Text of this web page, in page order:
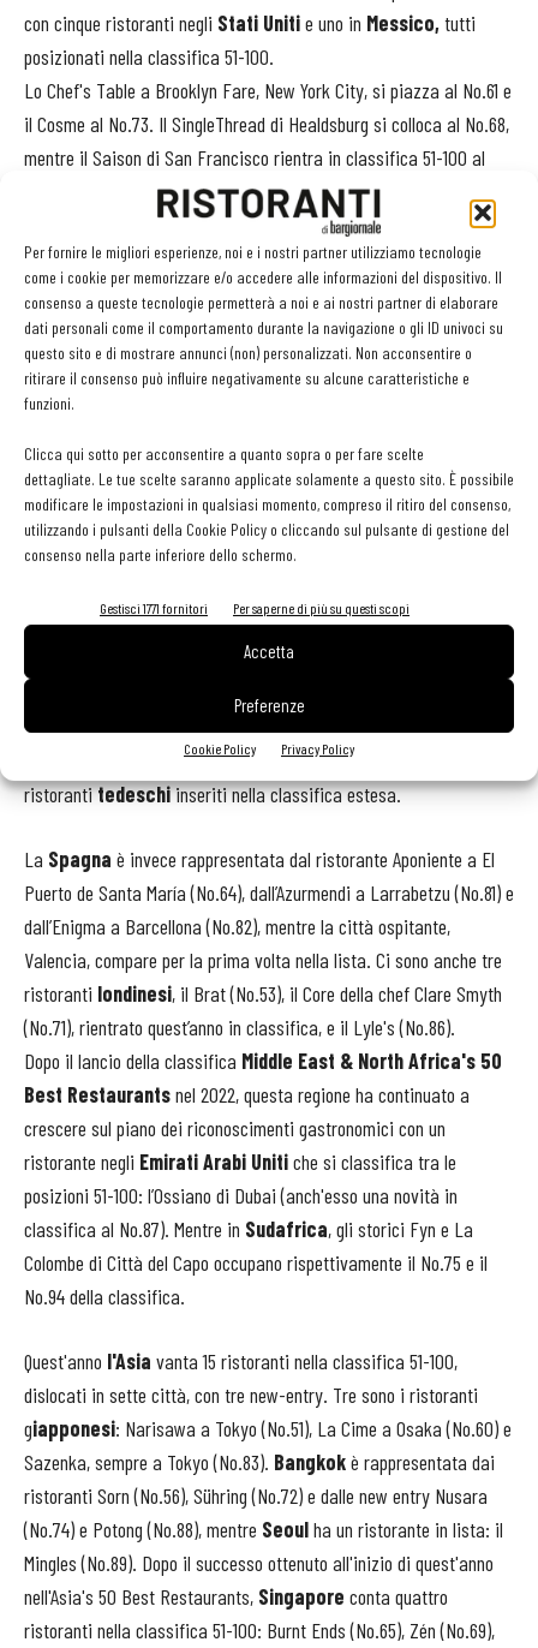
Per fornire le migliori esperienze, noi e i nostri partner utilizziamo tecnologie
come i cookie per memorizzare e/o accedere alle informazioni del dispositivo. Il
consenso a queste tecnologie permetterà a noi e ai nostri partner di elaborare
dati personali come il comportamento durante la navigazione o gli ID univoci su
questo sito e di mostrare annunci (non) personalizzati. Non acconsentire o
ritirare il consenso può influire negativamente su alcune caratteristiche e
funzioni.
Clicca qui sotto per acconsentire a quanto sopra o per fare scelte
dettagliate. Le tue scelte saranno applicate solamente a questo sito. È possibile
modificare le impostazioni in qualsiasi momento, compreso il ritiro del consenso,
utilizzando i pulsanti della Cookie Policy o cliccando sul pulsante di gestione del
consenso nella parte inferiore dello schermo.
Gestisci 1771 fornitori Per saperne di più su questi scopi
Accetta
Preferenze
Cookie Policy Privacy Policy
con cinque ristoranti negli Stati Unitie uno in Messico,tutti
posizionati nella classifica 51-100.
Lo Chef's Table a Brooklyn Fare, New York City, si piazza al No.61 e
il Cosme al No.73. Il SingleThread di Healdsburg si colloca al No.68,
mentre il Saison di San Francisco rientra in classifica 51-100 al
No.98. Dal Messico, troviamo l’Alcalde di Guadalajara, al No.54.
Con 21 ristoranti presenti in classifica,l'Europaguadagna quattro
nuovi ingressi: il ristoranteEnrico Bartolini Mudec a Milano
(No.85); Kei a Parigi (No.93); Ceto, l'ultima apertura dello chef
Mauro Colagreco a Roquebrune-Cap-Martin (No.95) e il ristorante
Ricard Camarena Restaurant, situato nella città ospite di Valencia
Dalla Turchia, sono presenti due ristoranti di Istanbul: il Neolokal
che rientra in classifica e si posiziona al No.63 e la new entry Turk
Fatih Tutak (No.66).
IlBelgioè presente con il ristorante Hof Van Cleve a Kruishoutem
Kadeau (No.91). Oltre ai due nuovi ingressi, si sono classificati altri
: a Parigi, l’Arpège (No.62), Le Clarence
(No.67) e Alléno Paris al Pavillon Ledoyen (No.78), insieme al
Flocons de Sel a Megève (No.80).
L’Ernst a Berlino (No.55) e il Tantris a Monaco (No.77) sono i due
ristorantitedeschiinseriti nella classifica estesa.
La Spagna è invece rappresentata dal ristorante Aponiente a El
Puerto de Santa María (No.64), dall’Azurmendi a Larrabetzu (No.81) e
dall’Enigma a Barcellona (No.82), mentre la città ospitante,
Valencia, compare per la prima volta nella lista. Ci sono anche tre
ristoranti londinesi, il Brat (No.53), il Core della chef Clare Smyth
(No.71), rientrato quest’anno in classifica, e il Lyle's (No.86).
Dopo il lancio della classifica Middle East & North Africa's 50
Best Restaurantsnel 2022, questa regione ha continuato a
crescere sul piano dei riconoscimenti gastronomici con un
ristorante negli Emirati Arabi Unitiche si classifica tra le
posizioni 51-100: l’Ossiano di Dubai (anch'esso una novità in
classifica al No.87). Mentre in Sudafrica, gli storici Fyn e La
Colombe di Città del Capo occupano rispettivamente il No.75 e il
No.94 della classifica.
Quest'anno l'Asia vanta 15 ristoranti nella classifica 51-100,
dislocati in sette città, con tre new-entry. Tre sono i ristoranti
giapponesi: Narisawa a Tokyo (No.51), La Cime a Osaka (No.60) e
Sazenka, sempre a Tokyo (No.83). Bangkokè rappresentata dai
ristoranti Sorn (No.56), Sühring (No.72) e dalle new entry Nusara
(No.74) e Potong (No.88), mentre Seoulha un ristorante in lista: il
Mingles (No.89). Dopo il successo ottenuto all'inizio di quest'anno
nell'Asia's 50 Best Restaurants, Singapore conta quattro
ristoranti nella classifica 51-100: Burnt Ends (No.65), Zén (No.69),